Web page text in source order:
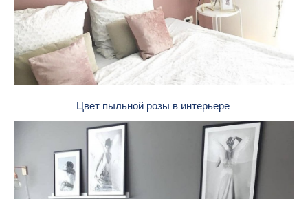
Цвет пыльной розы в интерьере